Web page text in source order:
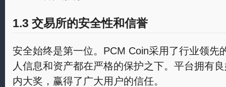
1.3 交易所的安全性和信誉
安全始终是第一位。PCM Coin采用了行业领先
人信息和资产都在严格的保护之下。平台拥有
内大奖，赢得了广大用户的信任。